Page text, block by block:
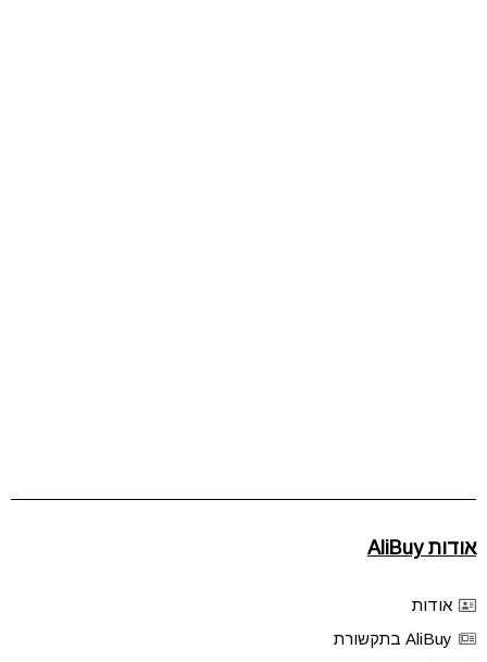
אודות AliBuy
אודות
AliBuy בתקשורת